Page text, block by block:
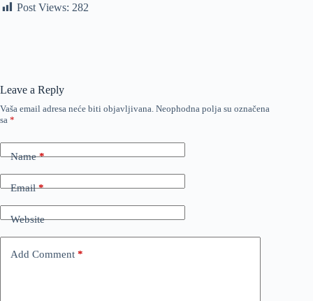
Post Views: 282
Leave a Reply
Vaša email adresa neće biti objavljivana. Neophodna polja su označena
sa *
Name*
Email*
Website
Add Comment *